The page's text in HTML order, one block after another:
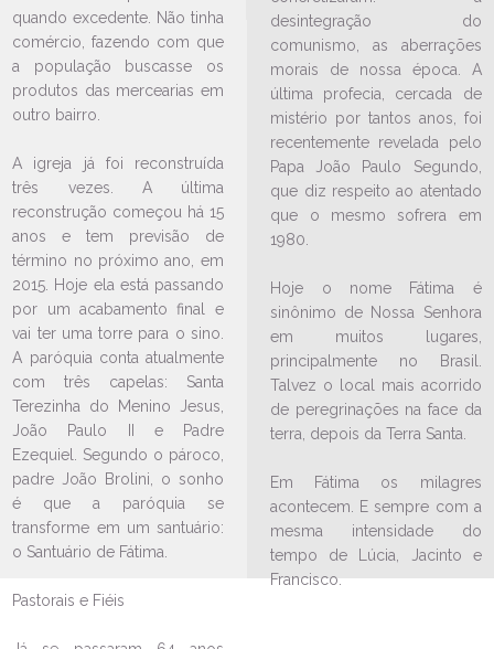
LEIA NO DIOCESE INFORMA
Atrações natalinas movimentam
paróquias da arquidiocese
09/12/2024 Ouça a notícia
CATEGORIA
quando excedente. Não tinha
comércio, fazendo com que
a população buscasse os
produtos das mercearias em
outro bairro.
A igreja já foi reconstruída
três vezes. A última
reconstrução começou há 15
anos e tem previsão de
término no próximo ano, em
2015. Hoje ela está passando
por um acabamento final e
vai ter uma torre para o sino.
A paróquia conta atualmente
com três capelas: Santa
Terezinha do Menino Jesus,
João Paulo II e Padre
Ezequiel. Segundo o pároco,
padre João Brolini, o sonho
é que a paróquia se
transforme em um santuário:
o Santuário de Fátima.
Pastorais e Fiéis
desintegração do
comunismo, as aberrações
morais de nossa época. A
última profecia, cercada de
mistério por tantos anos, foi
recentemente revelada pelo
Papa João Paulo Segundo,
que diz respeito ao atentado
que o mesmo sofrera em
1980.
Hoje o nome Fátima é
sinônimo de Nossa Senhora
em muitos lugares,
principalmente no Brasil.
Talvez o local mais acorrido
de peregrinações na face da
terra, depois da Terra Santa.
Em Fátima os milagres
acontecem. E sempre com a
mesma intensidade do
tempo de Lúcia, Jacinto e
Francisco.